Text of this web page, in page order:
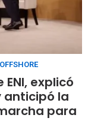
ENI, explicó
anticipó la
para